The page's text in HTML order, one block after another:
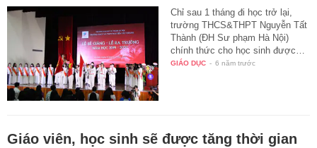
Chỉ sau 1 tháng đi học trở lại,
trường THCS&THPT Nguyễn Tất
Thành (ĐH Sư phạm Hà Nội)
chính thức cho học sinh được…
GIÁO DỤC - 6 năm trước
Giáo viên, học sinh sẽ được tăng thời gian